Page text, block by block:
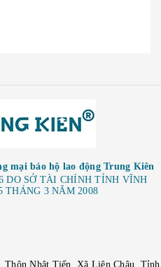
mại bảo hộ lao động Trung Kiên
DO SỞ TÀI CHÍNH TỈNH VĨNH
THÁNG 3 NĂM 2008
Nhật Tiến, Xã Liên Châu, Tỉnh